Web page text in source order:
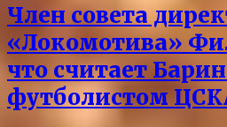
Член совета
«Локомотива»
что считает
футболистом